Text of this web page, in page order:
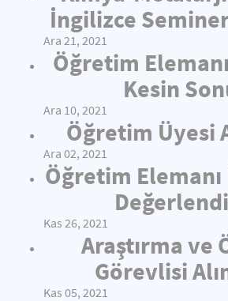
İngilizce
Ara 21, 2021
Öğretim
Kesin
Ara 10, 2021
Öğretim Üyesi
Ara 02, 2021
Öğretim Elemanı
Kas 26, 2021
Araştırma ve
Görevlisi
Kas 05, 2021